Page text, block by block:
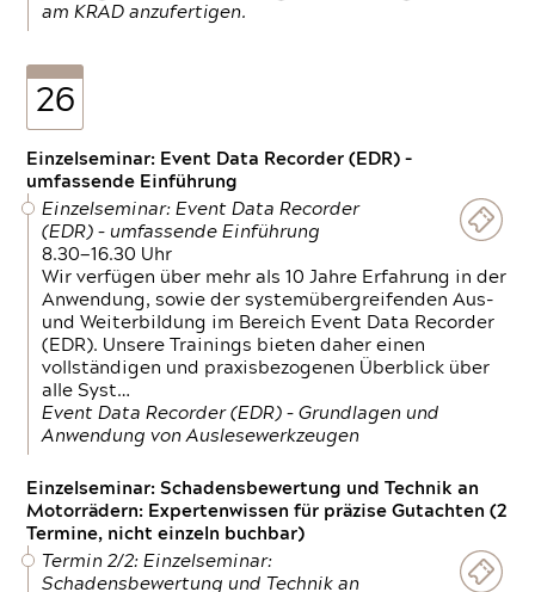
am KRAD anzufertigen.
26
Einzelseminar: Event Data Recorder (EDR) –
umfassende Einführung
Einzelseminar: Event Data Recorder
(EDR) – umfassende Einführung
8.30—16.30 Uhr
Wir verfügen über mehr als 10 Jahre Erfahrung in der
Anwendung, sowie der systemübergreifenden Aus-
und Weiterbildung im Bereich Event Data Recorder
(EDR). Unsere Trainings bieten daher einen
vollständigen und praxisbezogenen Überblick über
alle Syst…
Event Data Recorder (EDR) – Grundlagen und
Anwendung von Auslesewerkzeugen
Einzelseminar: Schadensbewertung und Technik an
Motorrädern: Expertenwissen für präzise Gutachten (2
Termine, nicht einzeln buchbar)
Termin 2/2: Einzelseminar:
Schadensbewertung und Technik an